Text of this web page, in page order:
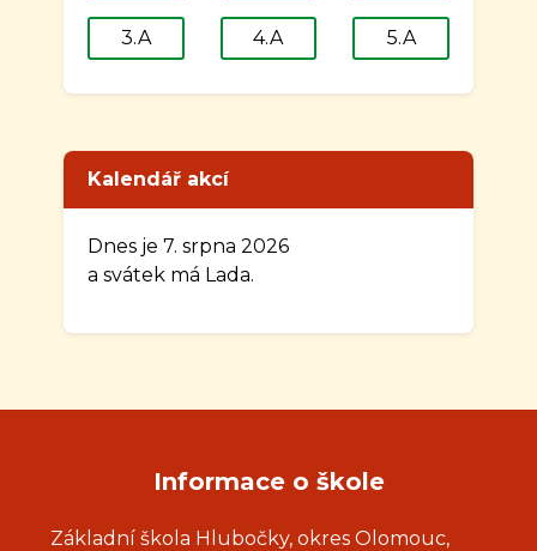
3.A 4.A 5.A
Kalendář akcí
Dnes je 7. srpna 2026
a svátek má Lada.
Informace o škole
Základní škola Hlubočky, okres Olomouc,